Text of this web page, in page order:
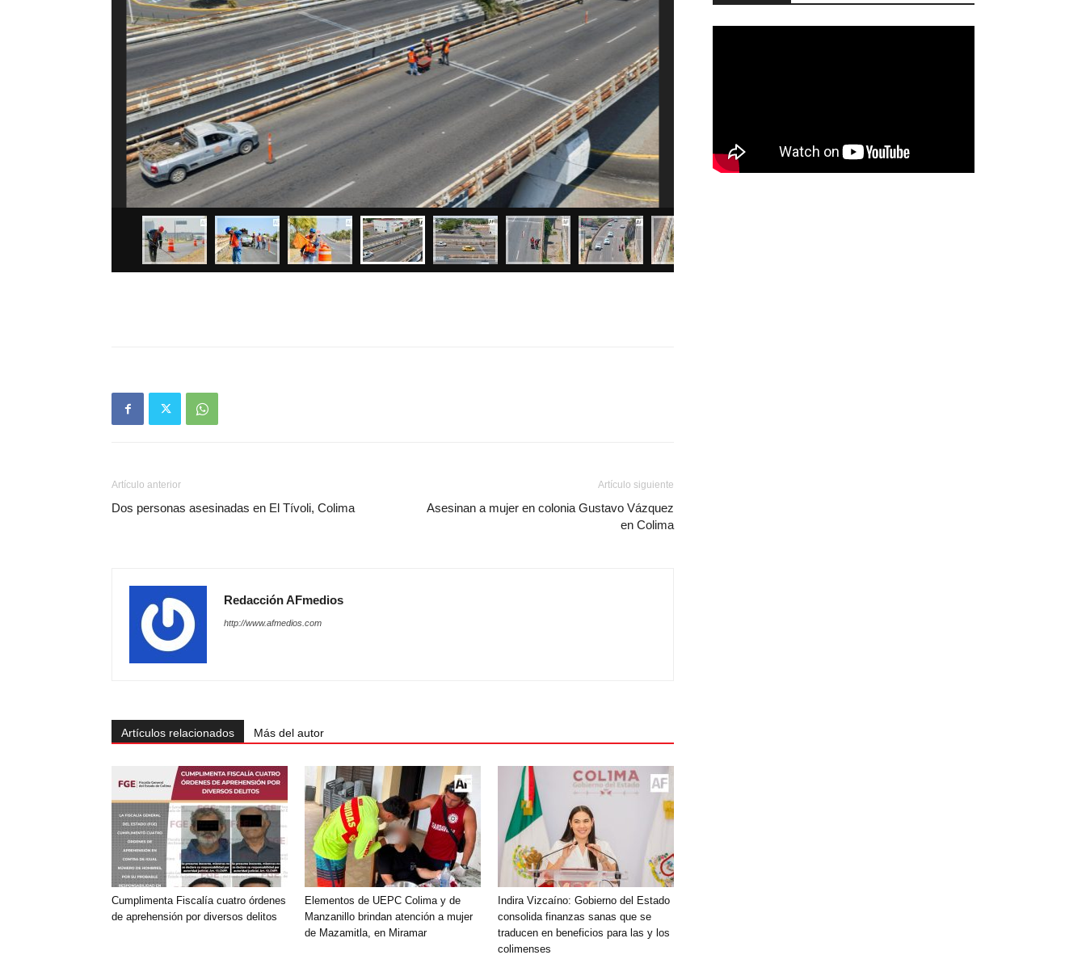
Artículo anterior
Dos personas asesinadas en El Tívoli, Colima
Artículo siguiente
Asesinan a mujer en colonia Gustavo Vázquez
en Colima
Redacción AFmedios
http://www.afmedios.com
Artículos relacionados Más del autor
Cumplimenta Fiscalía cuatro órdenes
de aprehensión por diversos delitos
Elementos de UEPC Colima y de
Manzanillo brindan atención a mujer
de Mazamitla, en Miramar
Indira Vizcaíno: Gobierno del Estado
consolida finanzas sanas que se
traducen en beneficios para las y los
colimenses